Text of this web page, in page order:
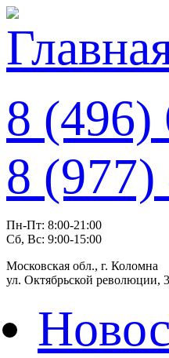
8 (496)
8 (977)
Пн-Пт: 8:00-21:00
Сб, Вс: 9:00-15:00
Московская обл., г. Коломна
ул. Октябрьской революции,